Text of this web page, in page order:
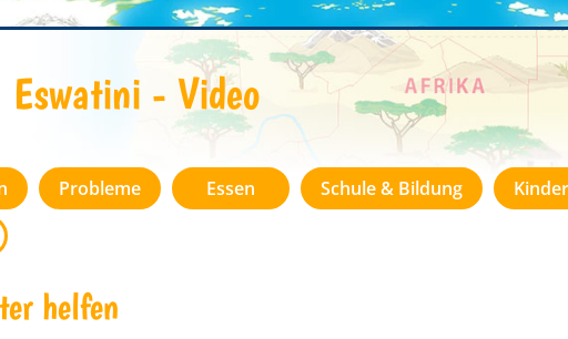
Eswatini - Video
Probleme Essen Schule & Bildung
helfen